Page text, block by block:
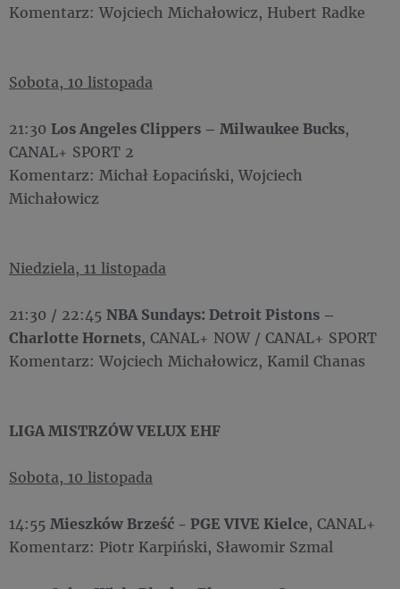
Komentarz: Wojciech Michałowicz, Hubert Radke
Sobota, 10 listopada
21:30 Los Angeles Clippers – Milwaukee Bucks,
CANAL+ SPORT 2
Komentarz: Michał Łopaciński, Wojciech
Michałowicz
Niedziela, 11 listopada
21:30 / 22:45 NBA Sundays: Detroit Pistons –
Charlotte Hornets, CANAL+ NOW / CANAL+ SPORT
Komentarz: Wojciech Michałowicz, Kamil Chanas
LIGA MISTRZÓW VELUX EHF
Sobota, 10 listopada
14:55 Mieszków Brześć - PGE VIVE Kielce, CANAL+
Komentarz: Piotr Karpiński, Sławomir Szmal